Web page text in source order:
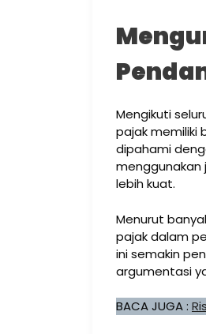
Mengikuti
pajak memiliki
dipahami
menggunakan
lebih kuat.
Menurut
pajak dalam
ini semakin
argumentasi
BACA JUGA :